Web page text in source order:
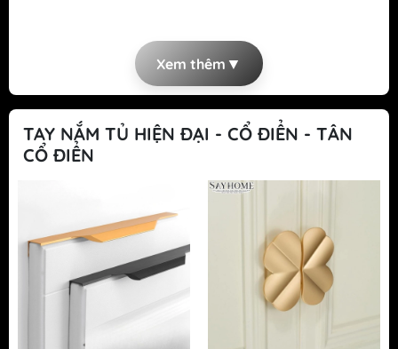
Xem thêm ▼
TAY NẮM TỦ HIỆN ĐẠI - CỔ ĐIỂN - TÂN
CỔ ĐIỂN